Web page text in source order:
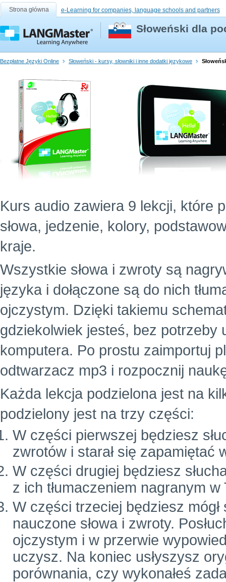
Strona główna e-Learning for companies, language schools and partners
Słoweński dla
Bezpłatne Języki Online Słoweński - kursy, słowniki i inne dodatki językowe
Kurs audio zawiera 9 lekcji, które
słowa, jedzenie, kolory,
kraje.
Wszystkie słowa i zwroty są
języka i dołączone są do nich
ojczystym. Dzięki takiemu
gdziekolwiek jesteś, bez potrzeby
komputera. Po prostu zaimportuj
odtwarzacz mp3 i rozpocznij
Każda lekcja podzielona jest na
podzielony jest na trzy części:
W części pierwszej będziesz
zwrotów i starał się zapamiętać
W części drugiej będziesz
z ich tłumaczeniem nagranym
W części trzeciej będziesz
nauczone słowa i zwroty.
ojczystym i w przerwie
uczysz. Na koniec usłyszysz
porównania, czy wykonałeś